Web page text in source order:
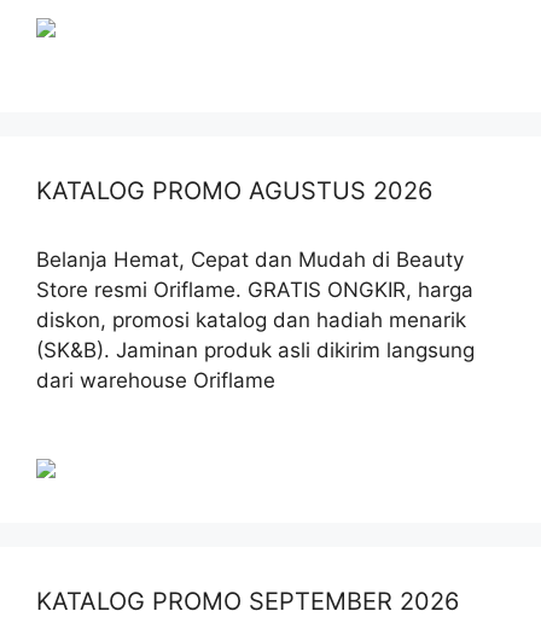
KATALOG PROMO AGUSTUS 2026
Belanja Hemat, Cepat dan Mudah di Beauty
Store resmi Oriflame. GRATIS ONGKIR, harga
diskon, promosi katalog dan hadiah menarik
(SK&B). Jaminan produk asli dikirim langsung
dari warehouse Oriflame
KATALOG PROMO SEPTEMBER 2026